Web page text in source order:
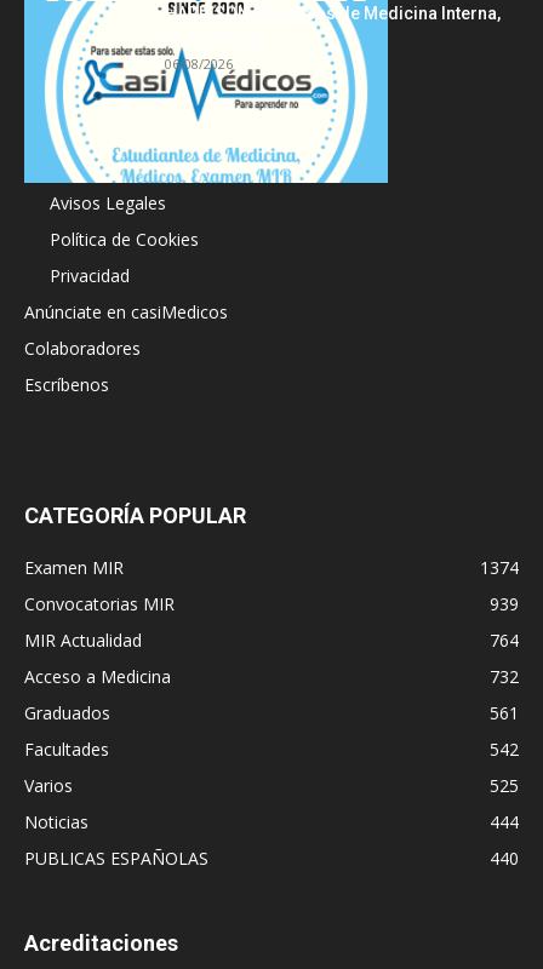
HARRISON Principios de Medicina Interna,
06/08/2026
Acerca de
Avisos Legales
Política de Cookies
Privacidad
Anúnciate en casiMedicos
Colaboradores
Escríbenos
CATEGORÍA POPULAR
Examen MIR
1374
Convocatorias MIR
939
MIR Actualidad
764
Acceso a Medicina
732
Graduados
561
Facultades
542
Varios
525
Noticias
444
PUBLICAS ESPAÑOLAS
440
Acreditaciones